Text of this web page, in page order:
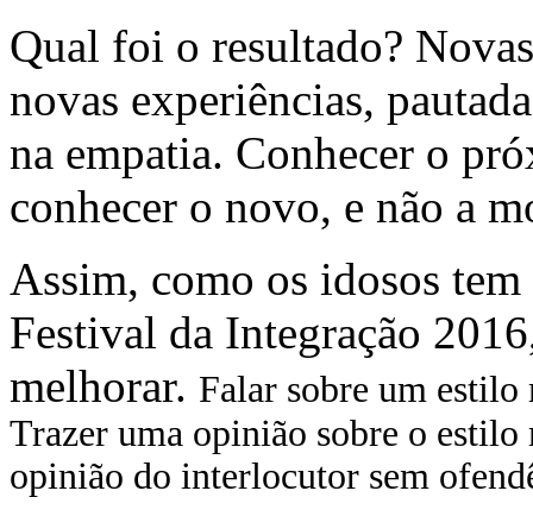
Qual foi o resultado?
novas experiências,
na empatia. Conhecer o
conhecer o novo, e não a
Assim, como os idosos
Festival da Integração
melhorar. Falar sobre um estilo
Trazer uma opinião sobre o estilo
opinião do interlocutor sem